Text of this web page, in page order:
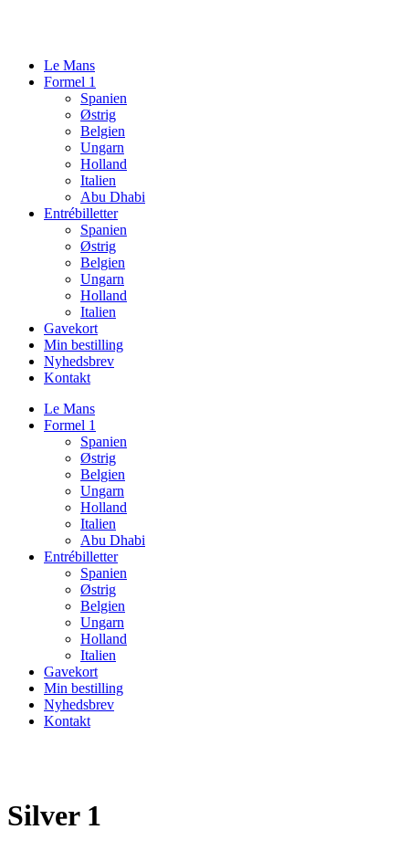
Le Mans
Formel 1
Spanien
Østrig
Belgien
Ungarn
Holland
Italien
Abu Dhabi
Entrébilletter
Spanien
Østrig
Belgien
Ungarn
Holland
Italien
Gavekort
Min bestilling
Nyhedsbrev
Kontakt
Le Mans
Formel 1
Spanien
Østrig
Belgien
Ungarn
Holland
Italien
Abu Dhabi
Entrébilletter
Spanien
Østrig
Belgien
Ungarn
Holland
Italien
Gavekort
Min bestilling
Nyhedsbrev
Kontakt
Silver 1